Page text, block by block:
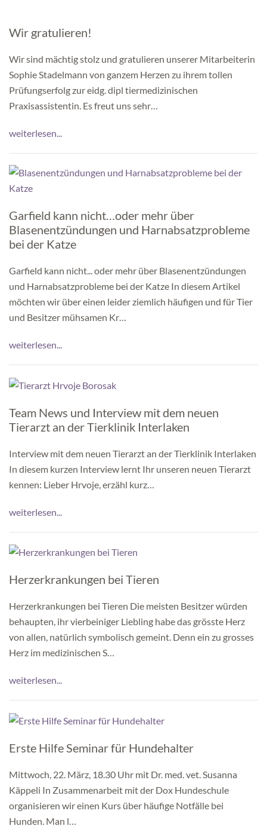
Wir gratulieren!
Wir sind mächtig stolz und gratulieren unserer Mitarbeiterin
Sophie Stadelmann von ganzem Herzen zu ihrem tollen
Prüfungserfolg zur eidg. dipl tiermedizinischen
Praxisassistentin. Es freut uns sehr…
weiterlesen...
Garfield kann nicht…oder mehr über
Blasenentzündungen und Harnabsatzprobleme
bei der Katze
Garfield kann nicht... oder mehr über Blasenentzündungen
und Harnabsatzprobleme bei der Katze In diesem Artikel
möchten wir über einen leider ziemlich häufigen und für Tier
und Besitzer mühsamen Kr…
weiterlesen...
Team News und Interview mit dem neuen
Tierarzt an der Tierklinik Interlaken
Interview mit dem neuen Tierarzt an der Tierklinik Interlaken
In diesem kurzen Interview lernt Ihr unseren neuen Tierarzt
kennen: Lieber Hrvoje, erzähl kurz…
weiterlesen...
Herzerkrankungen bei Tieren
Herzerkrankungen bei Tieren Die meisten Besitzer würden
behaupten, ihr vierbeiniger Liebling habe das grösste Herz
von allen, natürlich symbolisch gemeint. Denn ein zu grosses
Herz im medizinischen S…
weiterlesen...
Erste Hilfe Seminar für Hundehalter
Mittwoch, 22. März, 18.30 Uhr mit Dr. med. vet. Susanna
Käppeli In Zusammenarbeit mit der Dox Hundeschule
organisieren wir einen Kurs über häufige Notfälle bei
Hunden. Man l…